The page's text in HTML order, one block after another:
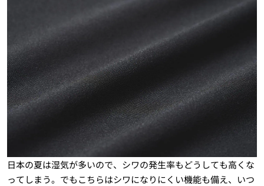
日本の夏は湿気が多いので、シワの発生率もどうしても高くな
ってしまう。でもこちらはシワになりにくい機能も備え、いつ